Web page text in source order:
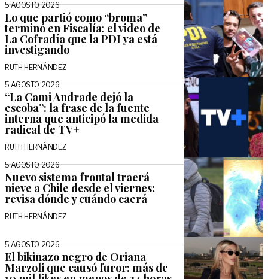
5 AGOSTO, 2026
Lo que partió como “broma”
terminó en Fiscalía: el video de
La Cofradía que la PDI ya está
investigando
RUTH HERNÁNDEZ
5 AGOSTO, 2026
“La Cami Andrade dejó la
escoba”: la frase de la fuente
interna que anticipó la medida
radical de TV+
RUTH HERNÁNDEZ
5 AGOSTO, 2026
Nuevo sistema frontal traerá
nieve a Chile desde el viernes:
revisa dónde y cuándo caerá
RUTH HERNÁNDEZ
5 AGOSTO, 2026
El bikinazo negro de Oriana
Marzoli que causó furor: más de